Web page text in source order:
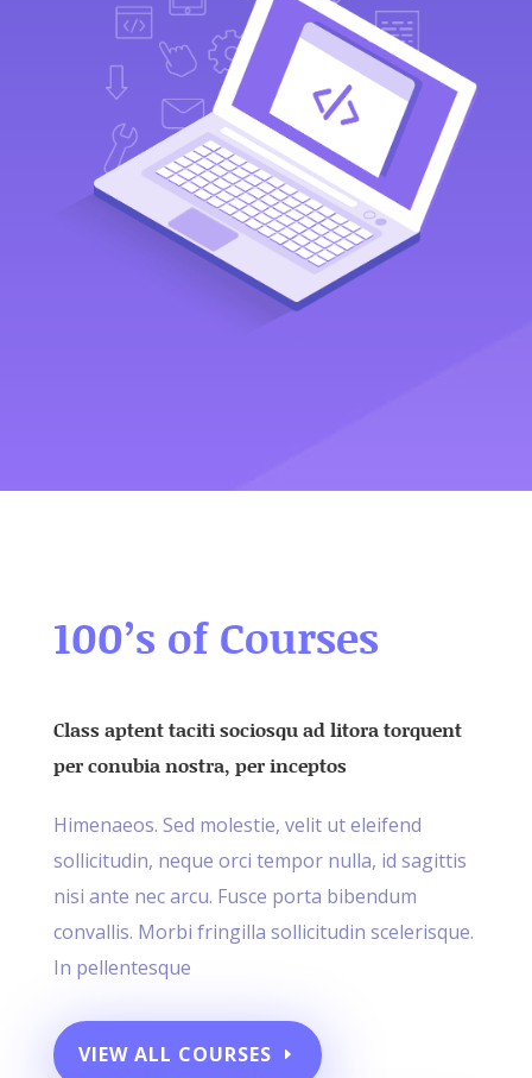
100’s of Courses
Class aptent taciti sociosqu ad litora torquent
per conubia nostra, per inceptos
Himenaeos. Sed molestie, velit ut eleifend
sollicitudin, neque orci tempor nulla, id sagittis
nisi ante nec arcu. Fusce porta bibendum
convallis. Morbi fringilla sollicitudin scelerisque.
In pellentesque
VIEW ALL COURSES